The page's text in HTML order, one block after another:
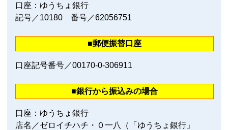
口座：ゆうちょ銀行
記号／10180 番号／62056751
■郵便振替口座
口座記号番号／00170‐0‐306911
■銀行から振込みの場合
口座：ゆうちょ銀行
店名／ゼロイチハチ・０一八（「ゆうちょ銀行」